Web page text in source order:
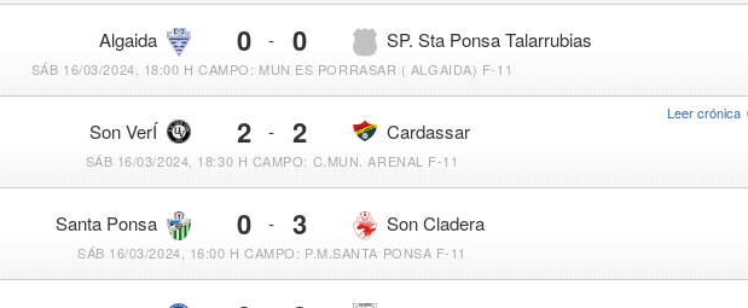
Algaida 0 - SP. Sta Ponsa Talarrubias
0
SÁB 16/03/2024, 18:00 H CAMPO: MUN ES PORRASAR ( ALGAIDA) F-11
Son VerÍ 2 - Cardassar
2
SÁB 16/03/2024, 18:30 H CAMPO: C.MUN. ARENAL F-11
Leer crónica
Santa Ponsa 0 - Son Cladera
3
SÁB 16/03/2024, 16:00 H CAMPO: P.M.SANTA PONSA F-11